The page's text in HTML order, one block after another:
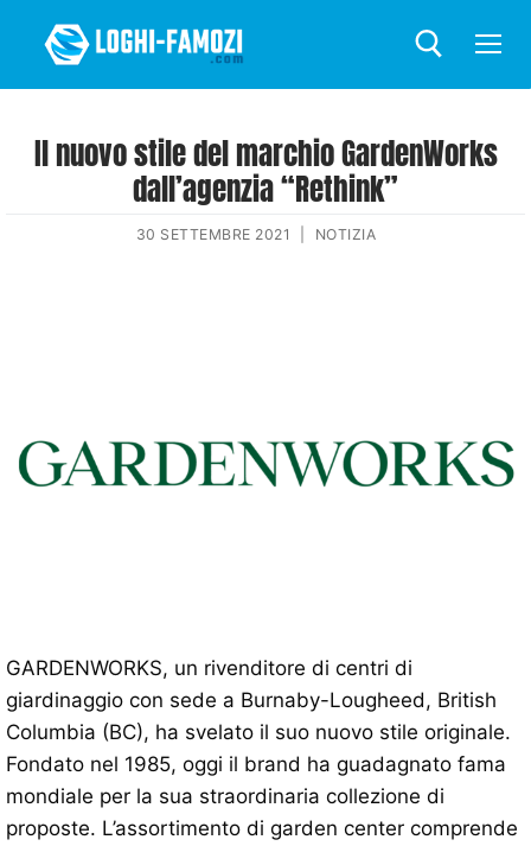
Il nuovo stile del marchio GardenWorks
dall’agenzia “Rethink”
30 SETTEMBRE 2021 NOTIZIA
GARDENWORKS, un rivenditore di centri di
giardinaggio con sede a Burnaby-Lougheed, British
Columbia (BC), ha svelato il suo nuovo stile originale.
Fondato nel 1985, oggi il brand ha guadagnato fama
mondiale per la sua straordinaria collezione di
proposte. L’assortimento di garden center comprende